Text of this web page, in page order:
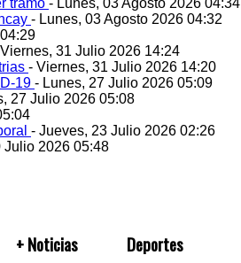
- Lunes, 03 Agosto 2026 04:32
31 Julio 2026 14:24
- Viernes, 31 Julio 2026 14:20
19 - Lunes, 27 Julio 2026 05:09
27 Julio 2026 05:08
- Jueves, 23 Julio 2026 02:26
Julio 2026 05:48
+ Noticias Deportes